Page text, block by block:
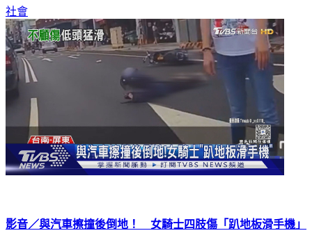
社會
影音／與汽車擦撞後倒地！ 女騎士四肢傷「趴地板滑手機」